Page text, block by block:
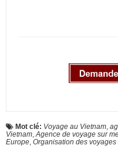
Mot clé: Voyage au Vietnam,
Vietnam,Agence de voyage sur
Europe, Organisation des